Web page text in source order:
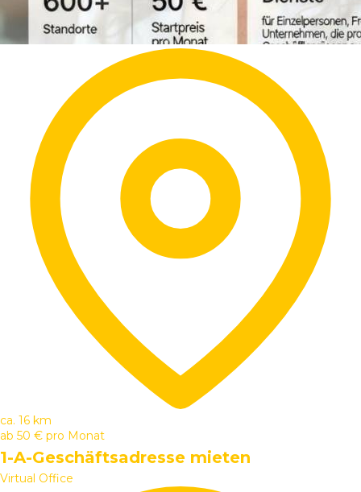
ca. 16 km
ab 50 € pro Monat
1-A-Geschäftsadresse mieten
Virtual Office